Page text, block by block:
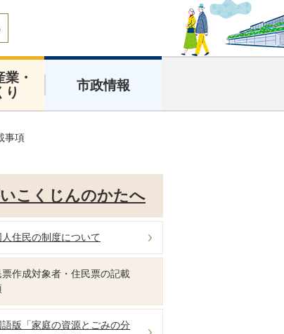
業・
り
市政情報
事項
こくじんのかたへ
住民の制度について
作成対象者・住民票の記載
語版「家庭の資源とごみの分